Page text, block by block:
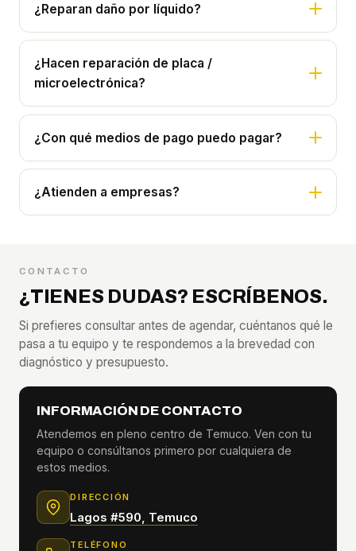
¿Reparan daño por líquido?
¿Hacen reparación de placa /
microelectrónica?
¿Con qué medios de pago puedo pagar?
¿Atienden a empresas?
CONTACTO
¿TIENES DUDAS? ESCRÍBENOS.
Si prefieres consultar antes de agendar, cuéntanos qué le
pasa a tu equipo y te respondemos a la brevedad con
diagnóstico y presupuesto.
INFORMACIÓN DE CONTACTO
Atendemos en pleno centro de Temuco. Ven con tu
equipo o consúltanos primero por cualquiera de
estos medios.
DIRECCIÓN
Lagos #590, Temuco
TELÉFONO